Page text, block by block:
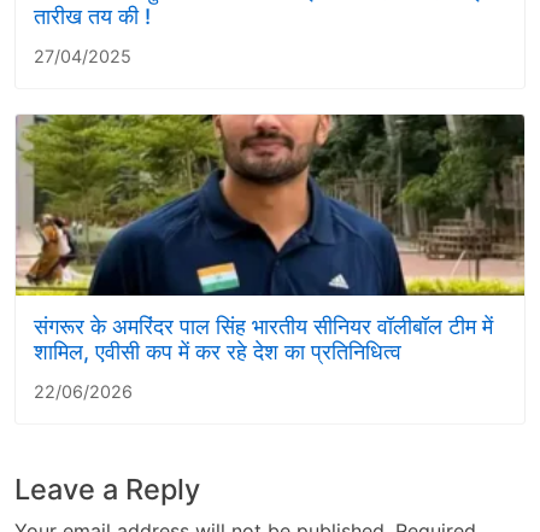
तारीख तय की !
27/04/2025
संगरूर के अमरिंदर पाल सिंह भारतीय सीनियर वॉलीबॉल टीम में
शामिल, एवीसी कप में कर रहे देश का प्रतिनिधित्व
22/06/2026
Leave a Reply